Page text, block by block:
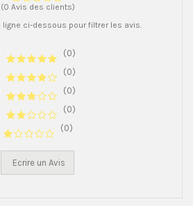
(0 Avis des clients)
ligne ci-dessous pour filtrer les avis.
(0)
(0)
(0)
(0)
(0)
Ecrire un Avis